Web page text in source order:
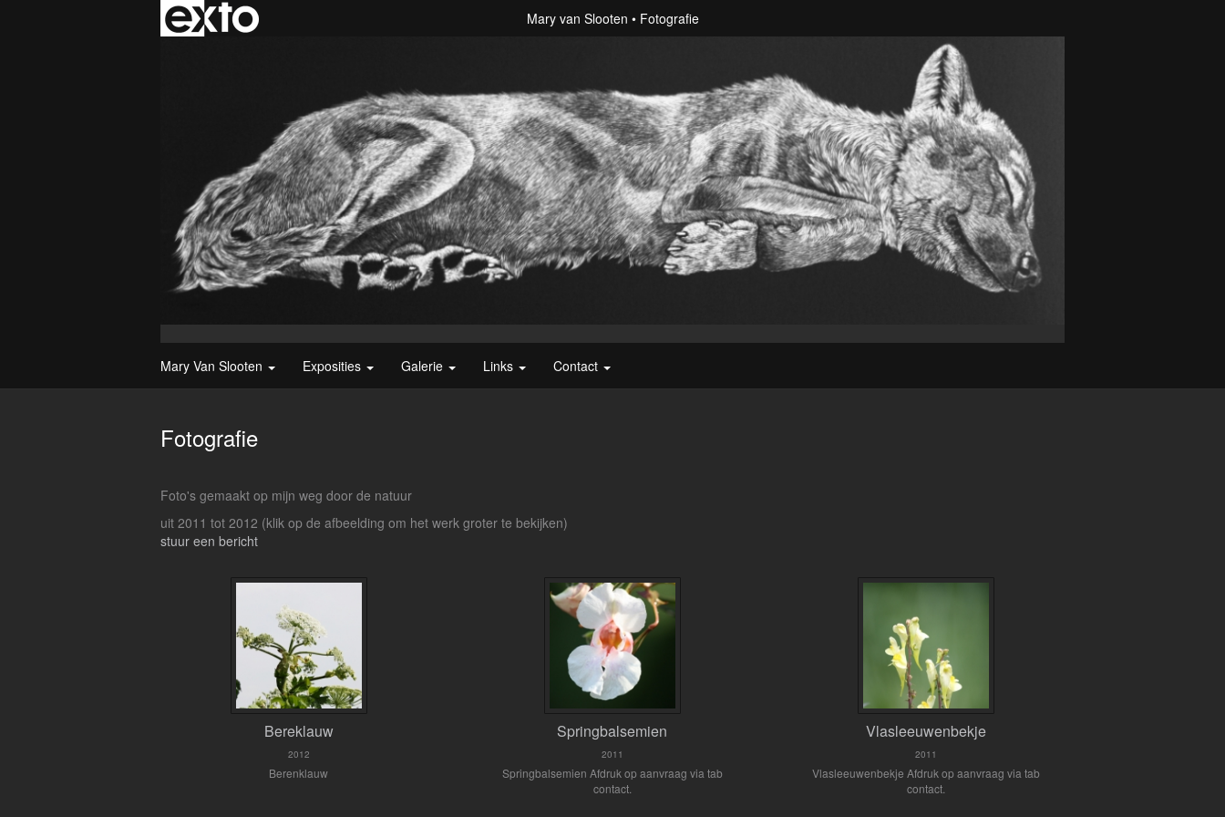
Mary van Slooten Fotografie
Mary Van Slooten Exposities Galerie Links Contact
Fotografie
Foto's gemaakt op mijn weg door de natuur
uit 2011 tot 2012 (klik op de afbeelding om het werk groter te bekijken)
stuur een bericht
Bereklauw
2012
Berenklauw
Springbalsemien
2011
Springbalsemien Afdruk op aanvraag via tab
contact.
Vlasleeuwenbekje
2011
Vlasleeuwenbekje Afdruk op aanvraag via tab
contact.